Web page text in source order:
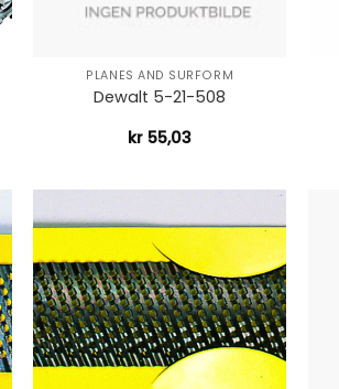
PLANES AND SURFORM
Dewalt 5-21-508
kr 55,03